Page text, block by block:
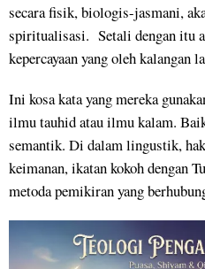
secara fisik, biologis-jasmani,
spiritualisasi. Setali dengan itu
kepercayaan yang oleh kalangan
Ini kosa kata yang mereka
ilmu tauhid atau ilmu kalam.
semantik. Di dalam lingustik,
keimanan, ikatan kokoh dengan
metoda pemikiran yang